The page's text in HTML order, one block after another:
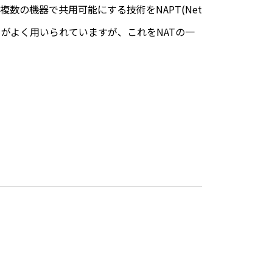
数の機器で共用可能にする技術をNAPT(Net
よく用いられていますが、これをNATの一